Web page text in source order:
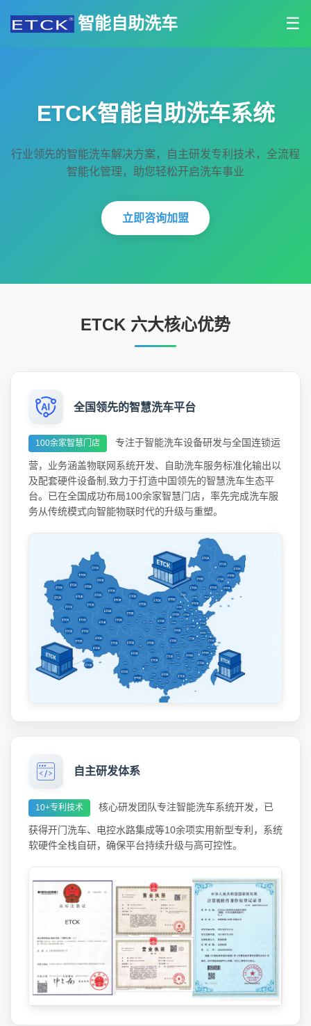
智能自助洗车 ☰
ETCK智能自助洗车系统
行业领先的智能洗车解决方案，自主研发专利技术，全流程
智能化管理，助您轻松开启洗车事业
立即咨询加盟
ETCK 六大核心优势
全国领先的智慧洗车平台
100余家智慧门店 专注于智能洗车设备研发与全国连锁运
营，业务涵盖物联网系统开发、自助洗车服务标准化输出以
及配套硬件设备制,致力于打造中国领先的智慧洗车生态平
台。已在全国成功布局100余家智慧门店，率先完成洗车服
务从传统模式向智能物联时代的升级与重塑。
自主研发体系
10+专利技术 核心研发团队专注智能洗车系统开发，已
获得开门洗车、电控水路集成等10余项实用新型专利，系统
软硬件全栈自研，确保平台持续升级与高可控性。